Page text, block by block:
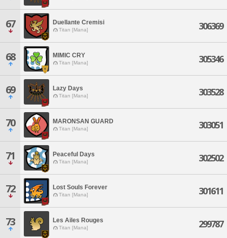
67 Duellante Cremisi
Titan [Mana] 306369
68 MIMIC CRY
Titan [Mana] 305346
69 Lazy Days
Titan [Mana] 303528
70 MARONSAN GUARD
Titan [Mana] 303051
71 Peaceful Days
Titan [Mana] 302502
72 Lost Souls Forever
Titan [Mana] 301611
73 Les Ailes Rouges
Titan [Mana] 299787